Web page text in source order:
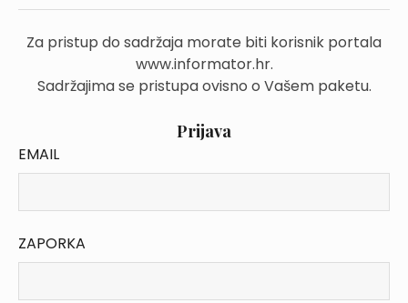
Za pristup do sadržaja morate biti korisnik portala
www.informator.hr.
Sadržajima se pristupa ovisno o Vašem paketu.
Prijava
EMAIL
ZAPORKA